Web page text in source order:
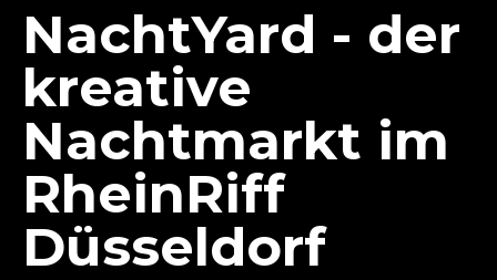
NachtYard - der
kreative
Nachtmarkt im
RheinRiff
Düsseldorf